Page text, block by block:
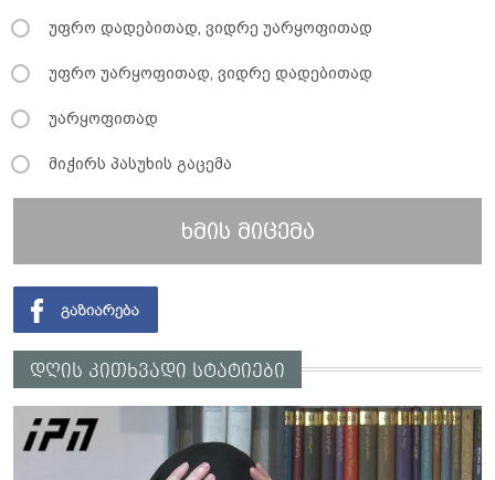
უფრო დადებითად, ვიდრე უარყოფითად
უფრო უარყოფითად, ვიდრე დადებითად
უარყოფითად
მიჭირს პასუხის გაცემა
ხმის მიცემა
დღის კითხვადი სტატიები